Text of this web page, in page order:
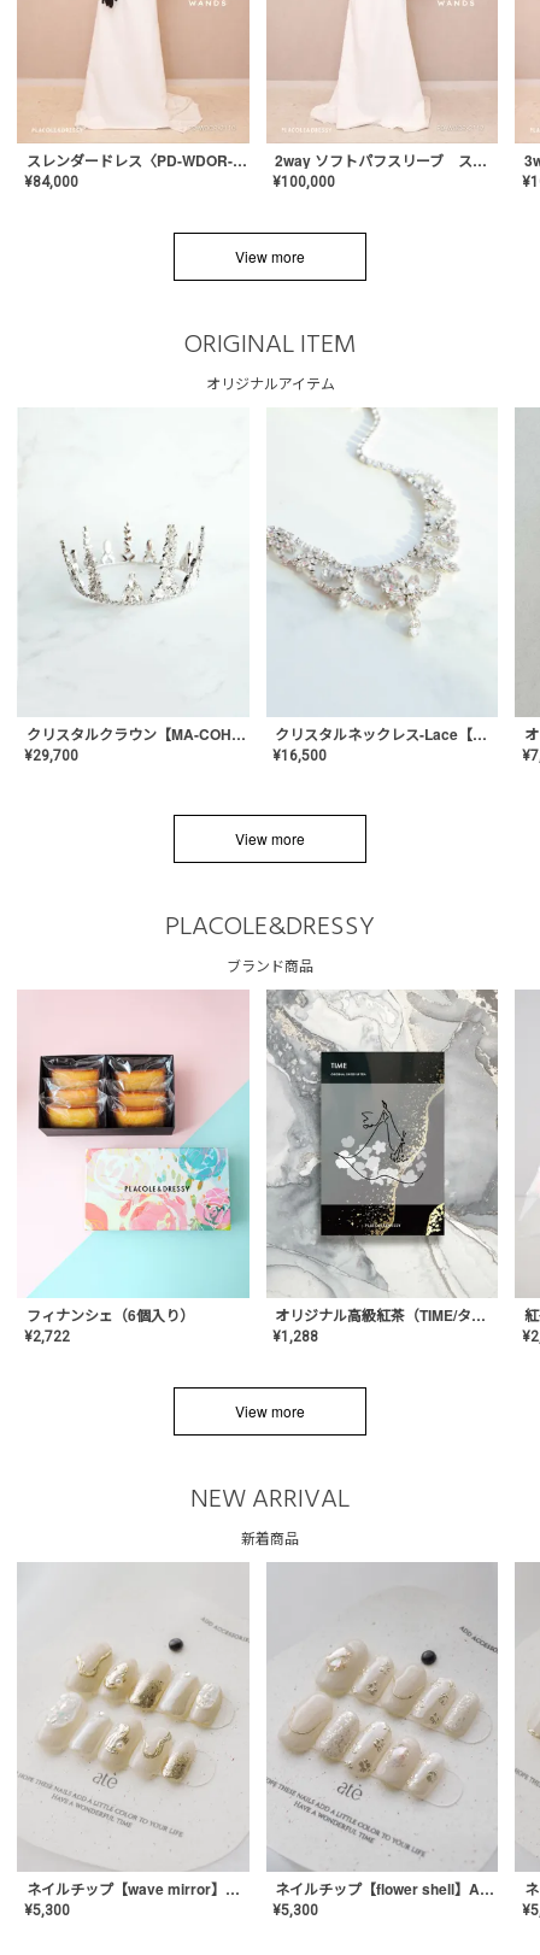
スレンダードレス〈PD-WDOR-2110〉
¥84,000
2way ソフトパフスリーブ スレンダードレス〈PD-WDOR-2112〉
¥100,000 ¥
View more
ORIGINAL ITEM
オリジナルアイテム
クリスタルクラウン【MA-COHD-01】韓国風クラウン/ウェディングクラウン/ティアラ
¥29,700
クリスタルネックレス-Lace【MA-CONL-02】
¥16,500 ¥
View more
PLACOLE&DRESSY
ブランド商品
フィナンシェ（6個入り）
¥2,722
オリジナル高級紅茶（TIME/タイム）【ギフト/プチギフト/プレゼント/内祝い/結婚式/オリジナル配合/高品質/ハーブティー/茶葉/記念日/お返し/手土産/美容/おしゃれ】
¥1,288 ¥
View more
NEW ARRIVAL
新着商品
ネイルチップ【wave mirror】AE-CONA-04
¥5,300
ネイルチップ【flower shell】AE-CONA-03
¥5,300 ¥